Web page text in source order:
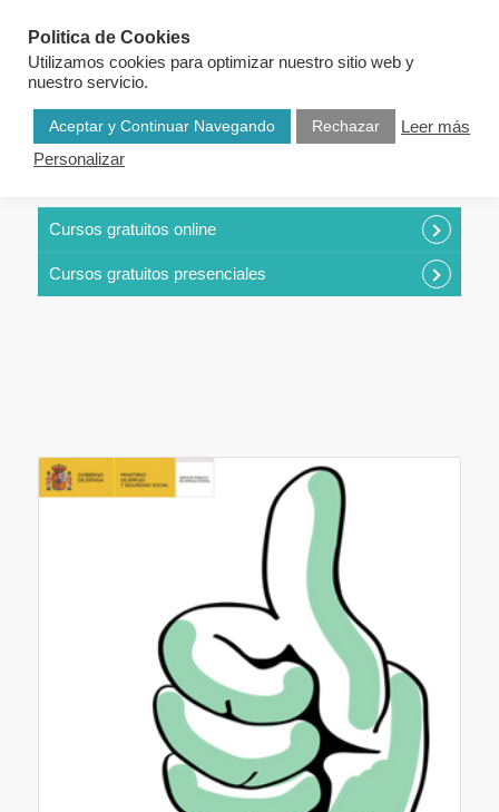
Cursos gratuitos online
Cursos gratuitos presenciales
Politica de Cookies
Utilizamos cookies para optimizar nuestro sitio web y
nuestro servicio.
Aceptar y Continuar Navegando Rechazar
Leer más
Personalizar